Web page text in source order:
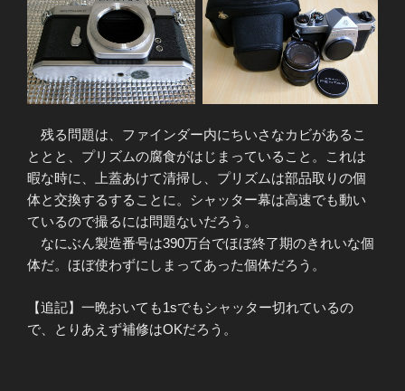
残る問題は、ファインダー内にちいさなカビがあるこ
ととと、プリズムの腐食がはじまっていること。これは
暇な時に、上蓋あけて清掃し、プリズムは部品取りの個
体と交換するすることに。シャッター幕は高速でも動い
ているので撮るには問題ないだろう。
なにぶん製造番号は390万台でほぼ終了期のきれいな個
体だ。ほぼ使わずにしまってあった個体だろう。
【追記】一晩おいても1sでもシャッター切れているの
で、とりあえず補修はOKだろう。